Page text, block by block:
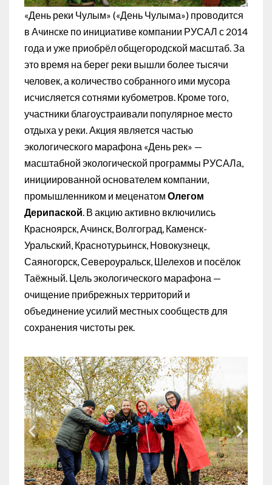
«День реки Чулым» («День Чулыма») проводится
в Ачинске по инициативе компании РУСАЛ с 2014
года и уже приобрёл общегородской масштаб. За
это время на берег реки вышли более тысячи
человек, а количество собранного ими мусора
исчисляется сотнями кубометров. Кроме того,
участники благоустраивали популярное место
отдыха у реки. Акция является частью
экологического марафона «День рек» —
масштабной экологической программы РУСАЛа,
инициированной основателем компании,
промышленником и меценатом Олегом
Дерипаской . В акцию активно включились
Красноярск, Ачинск, Волгоград, Каменск-
Уральский, Краснотурьинск, Новокузнецк,
Саяногорск, Североуральск, Шелехов и посёлок
Таёжный. Цель экологического марафона —
очищение прибрежных территорий и
объединение усилий местных сообществ для
сохранения чистоты рек.